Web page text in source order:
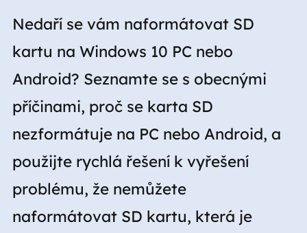
Nedaří se vám naformátovat SD
kartu na Windows 10 PC nebo
Android? Seznamte se s obecnými
příčinami, proč se karta SD
nezformátuje na PC nebo Android, a
použijte rychlá řešení k vyřešení
problému, že nemůžete
naformátovat SD kartu, která je